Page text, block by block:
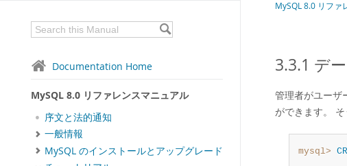
Documentation Home
MySQL 8.0 リファレンスマニュアル
序文と法的通知
一般情報
MySQL のインストールとアップグレード
MySQL 8.0 リファ
3.3.1 デ
管理者がユーザ
ができます。
mysql>